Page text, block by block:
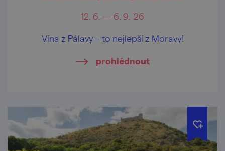
12. 6. — 6. 9. '26
Vína z Pálavy – to nejlepší z Moravy!
prohlédnout